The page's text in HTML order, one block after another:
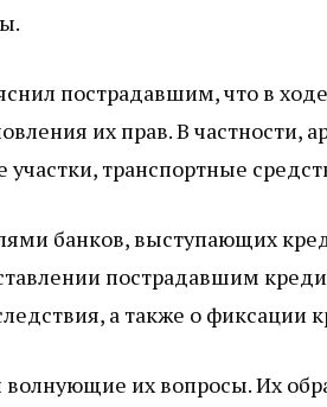
пострадавшим, что в
их прав. В частности,
транспортные
банков, выступающих
пострадавшим
а также о фиксации
их вопросы. Их